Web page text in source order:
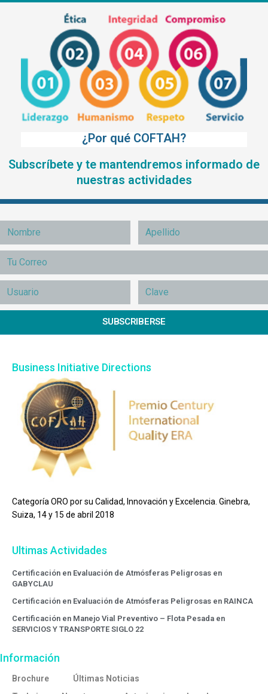
¿Por qué COFTAH?
Subscríbete y te mantendremos informado de
nuestras actividades
SUBSCRIBERSE
Business Initiative Directions
Categoría ORO por su Calidad, Innovación y Excelencia. Ginebra,
Suiza, 14 y 15 de abril 2018
Ultimas Actividades
Certificación en Evaluación de Atmósferas Peligrosas en
GABYCLAU
Certificación en Evaluación de Atmósferas Peligrosas en RAINCA
Certificación en Manejo Vial Preventivo – Flota Pesada en
SERVICIOS Y TRANSPORTE SIGLO 22
Información
Brochure
Últimas Noticias